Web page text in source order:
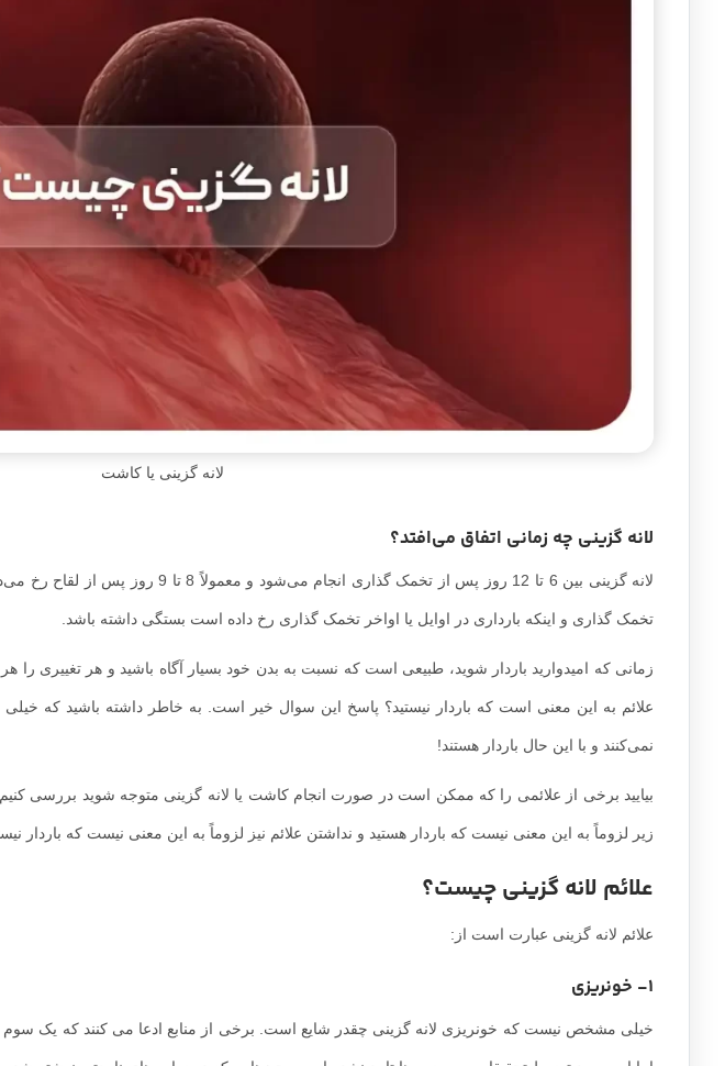
لانه گزینی یا کاشت
لانه گزینی چه زمانی اتفاق می‌افتد؟
لانه گزینی بین 6 تا 12 روز پس از تخمک گذاری
تخمک گذاری و اینکه بارداری در اوایل یا اواخر تخمک گذاری رخ داده است بستگی داشته باشد.
زمانی که امیدوارید باردار شوید، طبیعی است که نسبت به بدن خود بسیار آگاه باشید و هر تغییری را
علائم به این معنی است که باردار نیستید؟ پاسخ این سوال خیر است. به خاطر داشته باشید که خیلی از
نمی‌کنند و با این حال باردار هستند!
بیایید برخی از علائمی را که ممکن است در صورت انجام کاشت یا لانه گزینی متوجه شوید بررسی
زیر لزوماً به این معنی نیست که باردار هستید و نداشتن علائم نیز لزوماً به این معنی نیست که باردار
علائم لانه گزینی چیست؟
علائم لانه گزینی عبارت است از:
1- خونریزی
خیلی مشخص نیست که خونریزی لانه گزینی چقدر شایع است. برخی از منابع ادعا می کنند که یک سوم از